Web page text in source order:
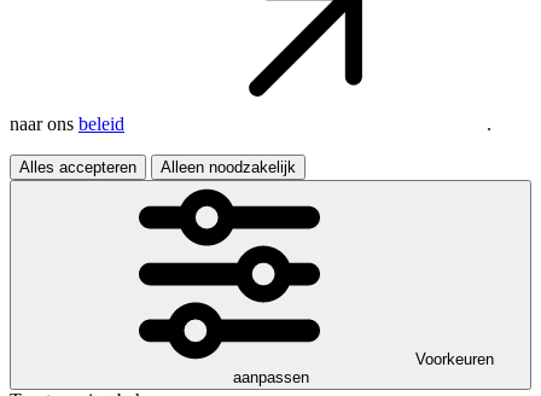
naar ons beleid .
Alles accepteren Alleen noodzakelijk
Voorkeuren
aanpassen